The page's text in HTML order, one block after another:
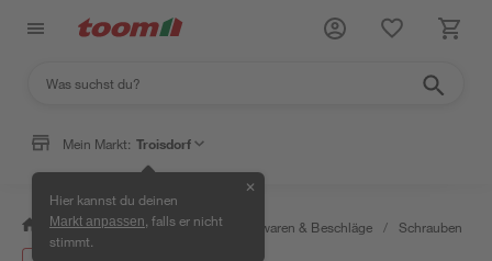
Mein Markt: Troisdorf
Hier kannst du deinen
Markt anpassen , falls er nicht
stimmt.
✕
/ Werkstatt & Maschinen / Eisenwaren & Beschläge / Schrauben